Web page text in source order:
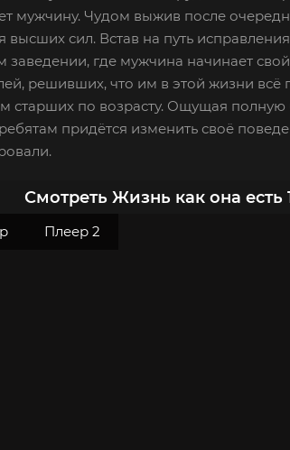
мужчину. Чудом выжив после
высших сил. Встав на путь
заведении, где мужчина начинает
решивших, что им в этой жизни всё
старших по возрасту. Ощущая полную
придётся изменить своё
Смотреть Жизнь как она есть
Плеер 2